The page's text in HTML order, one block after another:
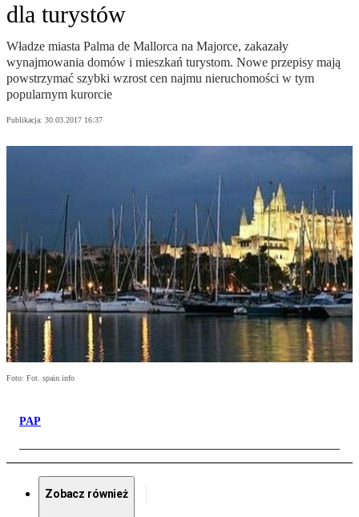
dla turystów
Władze miasta Palma de Mallorca na Majorce, zakazały
wynajmowania domów i mieszkań turystom. Nowe przepisy mają
powstrzymać szybki wzrost cen najmu nieruchomości w tym
popularnym kurorcie
Publikacja: 30.03.2017 16:37
Foto: Fot. spain.info
PAP
Zobacz również